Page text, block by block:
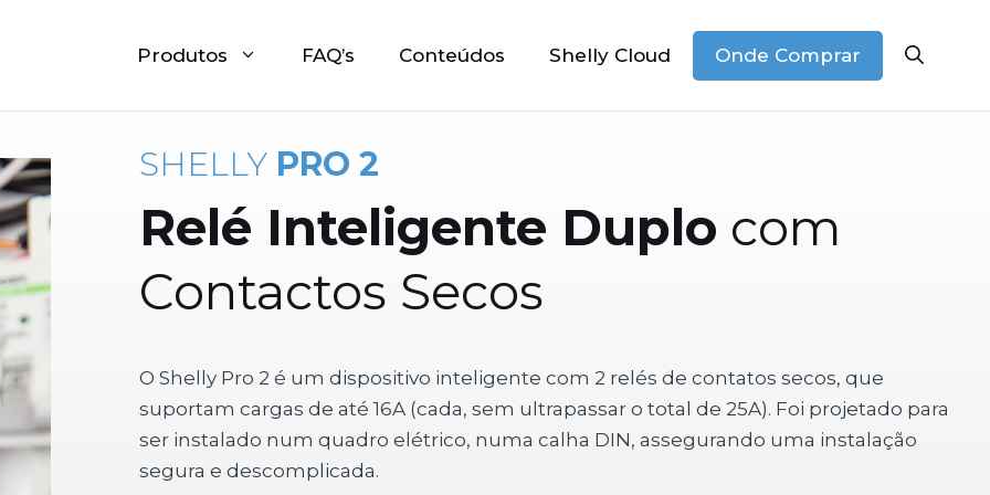
Produtos FAQ’s Conteúdos Shelly Cloud Onde Comprar
SHELLY PRO 2
Relé Inteligente Duplo com
Contactos Secos
O Shelly Pro 2 é um dispositivo inteligente com 2 relés de contatos secos, que
suportam cargas de até 16A (cada, sem ultrapassar o total de 25A). Foi projetado para
ser instalado num quadro elétrico, numa calha DIN, assegurando uma instalação
segura e descomplicada.